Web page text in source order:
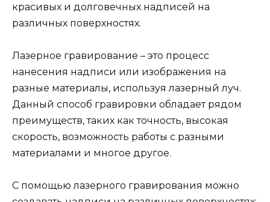
красивых и долговечных надписей на
различных поверхностях.
Лазерное гравирование – это процесс
нанесения надписи или изображения на
разные материалы, используя лазерный луч.
Данный способ гравировки обладает рядом
преимуществ, таких как точность, высокая
скорость, возможность работы с разными
материалами и многое другое.
С помощью лазерного гравирования можно